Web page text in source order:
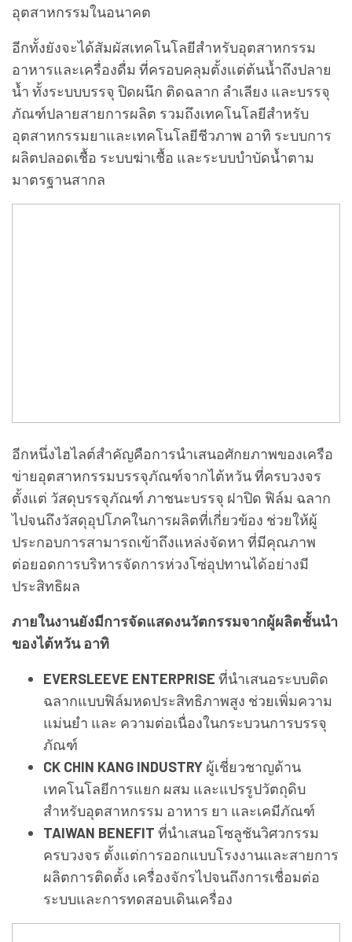
อุตสาหกรรมในอนาคต
อีกทั้งยังจะได้สัมผัสเทคโนโลยีสำหรับอุตสาหกรรม
อาหารและเครื่องดื่ม ที่ครอบคลุมตั้งแต่ต้นน้ำถึงปลาย
น้ำ ทั้งระบบบรรจุ ปิดผนึก ติดฉลาก ลำเลียง และบรรจุ
ภัณฑ์ปลายสายการผลิต รวมถึงเทคโนโลยีสำหรับ
อุตสาหกรรมยาและเทคโนโลยีชีวภาพ อาทิ ระบบการ
ผลิตปลอดเชื้อ ระบบฆ่าเชื้อ และระบบบำบัดน้ำตาม
มาตรฐานสากล
อีกหนึ่งไฮไลต์สำคัญคือการนำเสนอศักยภาพของเครือ
ข่ายอุตสาหกรรมบรรจุภัณฑ์จากไต้หวัน ที่ครบวงจร
ตั้งแต่ วัสดุบรรจุภัณฑ์ ภาชนะบรรจุ ฝาปิด ฟิล์ม ฉลาก
ไปจนถึงวัสดุอุปโภคในการผลิตที่เกี่ยวข้อง ช่วยให้ผู้
ประกอบการสามารถเข้าถึงแหล่งจัดหา ที่มีคุณภาพ
ต่อยอดการบริหารจัดการห่วงโซ่อุปทานได้อย่างมี
ประสิทธิผล
ภายในงานยังมีการจัดแสดงนวัตกรรมจากผู้ผลิตชั้นนำ
ของไต้หวัน อาทิ
EVERSLEEVE ENTERPRISE ที่นำเสนอระบบติด
ฉลากแบบฟิล์มหดประสิทธิภาพสูง ช่วยเพิ่มความ
แม่นยำ และ ความต่อเนื่องในกระบวนการบรรจุ
ภัณฑ์
CK CHIN KANG INDUSTRY ผู้เชี่ยวชาญด้าน
เทคโนโลยีการแยก ผสม และแปรรูปวัตถุดิบ
สำหรับอุตสาหกรรม อาหาร ยา และเคมีภัณฑ์
TAIWAN BENEFIT ที่นำเสนอโซลูชันวิศวกรรม
ครบวงจร ตั้งแต่การออกแบบโรงงานและสายการ
ผลิตการติดตั้ง เครื่องจักรไปจนถึงการเชื่อมต่อ
ระบบและการทดสอบเดินเครื่อง